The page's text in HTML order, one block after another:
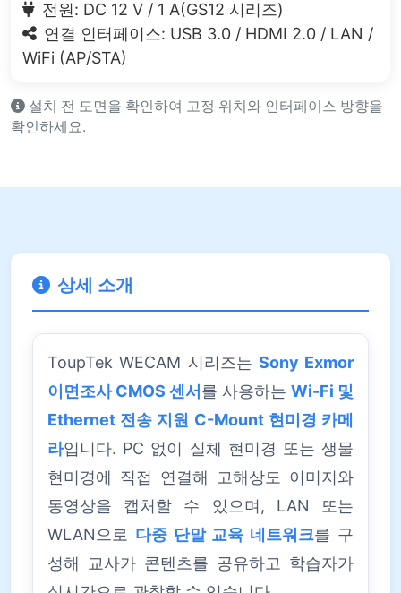
전원: DC 12 V / 1 A(GS12 시리즈)
연결 인터페이스: USB 3.0 / HDMI 2.0 / LAN /
WiFi (AP/STA)
설치 전 도면을 확인하여 고정 위치와 인터페이스 방향을
확인하세요.
상세 소개
ToupTek WECAM 시리즈는 Sony Exmor
이면조사 CMOS 센서를 사용하는 Wi-Fi 및
Ethernet 전송 지원 C-Mount 현미경 카메
라입니다. PC 없이 실체 현미경 또는 생물
현미경에 직접 연결해 고해상도 이미지와
동영상을 캡처할 수 있으며, LAN 또는
WLAN으로 다중 단말 교육 네트워크를 구
성해 교사가 콘텐츠를 공유하고 학습자가